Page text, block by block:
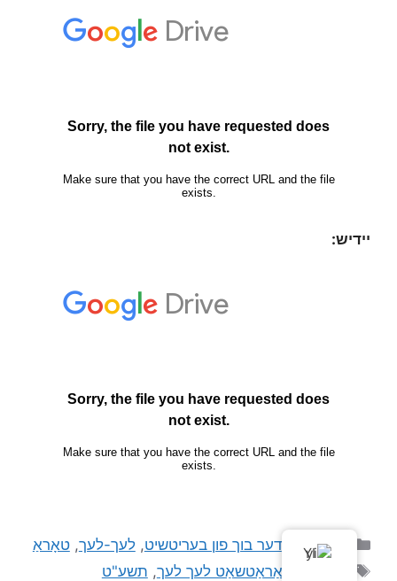
יידיש:
גענעראל ,דער בוך פון בעריטשיט,לעך-לעך,טאָראַ
פּאַראַטשאַט לעך לעך, תשע"ט
YI